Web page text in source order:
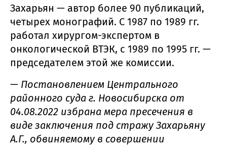
Захарьян — автор более 90 публикаций,
четырех монографий. С 1987 по 1989 гг.
работал хирургом-экспертом в
онкологической ВТЭК, с 1989 по 1995 гг. —
председателем этой же комиссии.
— Постановлением Центрального
районного суда г. Новосибирска от
04.08.2022 избрана мера пресечения в
виде заключения под стражу Захарьяну
А.Г., обвиняемому в совершении